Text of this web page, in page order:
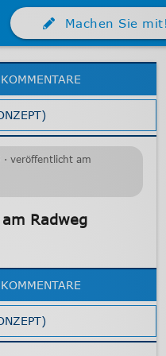
Machen Sie
· veröffentlicht am
Radweg